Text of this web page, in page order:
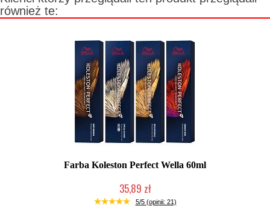
również te:
Farba Koleston Perfect Wella 60ml
35,89 zł
Duża ilość (wysyłka w 24h)
5/5 (opinii: 21)